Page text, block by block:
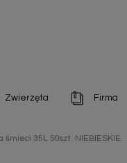
ogrodowej
Zwierzęta
i odżywki
Firma
Artykuły
śmieci 35L 50szt. NIEBIESKIE